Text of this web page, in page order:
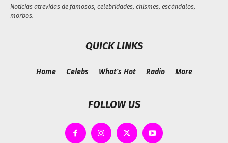
Noticias atrevidas de famosos, celebridades, chismes, escándalos,
morbos.
QUICK LINKS
Home Celebs What’s Hot Radio More
FOLLOW US